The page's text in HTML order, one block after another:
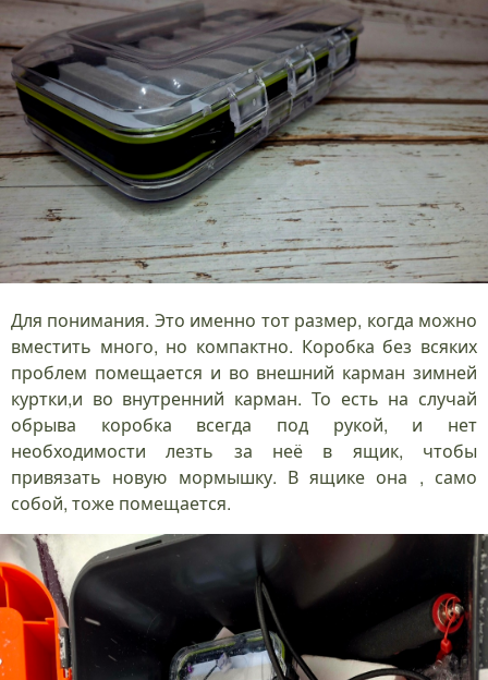
Для понимания. Это именно тот размер, когда можно
вместить много, но компактно. Коробка без всяких
проблем помещается и во внешний карман зимней
куртки,и во внутренний карман. То есть на случай
обрыва коробка всегда под рукой, и нет
необходимости лезть за неё в ящик, чтобы
привязать новую мормышку. В ящике она , само
собой, тоже помещается.